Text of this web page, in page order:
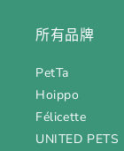
所有品牌
PetTa
Hoippo
Félicette
UNITED PETS